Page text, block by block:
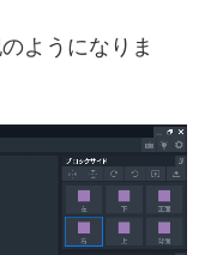
ようになりま